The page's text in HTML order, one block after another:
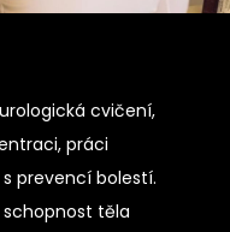
cvičení,
práci
prevencí bolestí.
schopnost těla